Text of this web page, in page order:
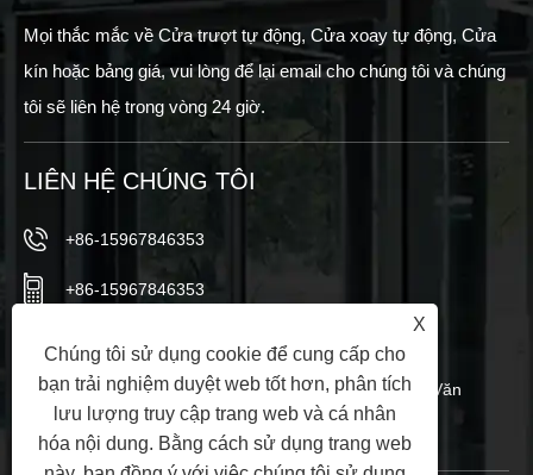
Mọi thắc mắc về Cửa trượt tự động, Cửa xoay tự động, Cửa
kín hoặc bảng giá, vui lòng để lại email cho chúng tôi và chúng
tôi sẽ liên hệ trong vòng 24 giờ.
LIÊN HỆ CHÚNG TÔI
+86-15967846353
+86-15967846353
Trong Công viên Công nghiệp, Thị trấn Hemudi, Văn
phòng, Trung Quốc
X
Chúng tôi sử dụng cookie để cung cấp cho
bạn trải nghiệm duyệt web tốt hơn, phân tích
lưu lượng truy cập trang web và cá nhân
hóa nội dung. Bằng cách sử dụng trang web